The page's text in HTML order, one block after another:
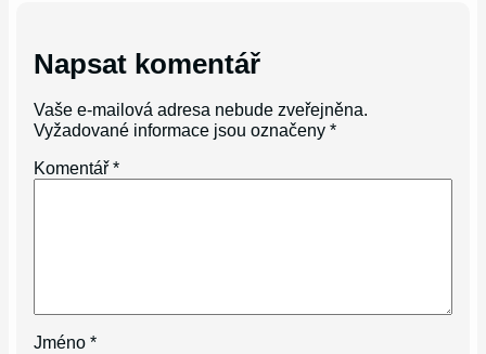
Napsat komentář
Vaše e-mailová adresa nebude zveřejněna.
Vyžadované informace jsou označeny*
Komentář*
Jméno*